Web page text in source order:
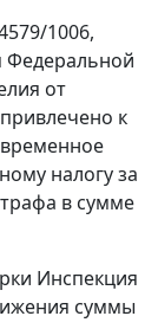
1006,
от
к
налогу за
в сумме
Инспекция
суммы